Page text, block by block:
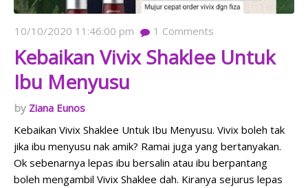
10/10/2020 11:46:00 pm 1 Comments
Kebaikan Vivix Shaklee Untuk
Ibu Menyusu
Ziana Eunos
Kebaikan Vivix Shaklee Untuk Ibu Menyusu. Vivix boleh tak
jika ibu menyusu nak amik? Ramai juga yang bertanyakan.
Ok sebenarnya lepas ibu bersalin atau ibu berpantang
boleh mengambil Vivix Shaklee dah. Kiranya sejurus lepas